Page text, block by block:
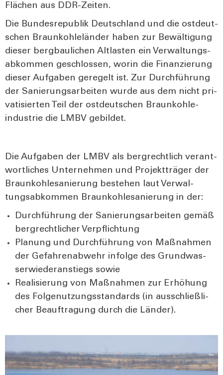
Flä­chen aus DDR-Zei­ten.
Die Bun­des­re­pu­blik Deutsch­land und die ost­deut­
schen Braun­koh­le­län­der haben zur Bewäl­ti­gung
die­ser berg­bau­li­chen Alt­las­ten ein Ver­wal­tungs­
ab­kom­men geschlos­sen, wor­in die Finan­zie­rung
die­ser Auf­ga­ben gere­gelt ist. Zur Durch­füh­rung
der Sanie­rungs­ar­bei­ten wur­de aus dem nicht pri­
va­ti­sier­ten Teil der ost­deut­schen Braun­koh­le­
indus­trie die LMBV gebil­det.
Die Auf­ga­ben der LMBV als berg­recht­lich ver­ant­
wort­li­ches Unter­neh­men und Pro­jekt­trä­ger der
Braun­koh­le­sa­nie­rung bestehen laut Ver­wal­
tungs­ab­kom­men Braun­koh­le­sa­nie­rung in der:
Durch­füh­rung der Sanie­rungs­ar­bei­ten gemäß
berg­recht­li­cher Ver­pflich­tung
Pla­nung und Durch­füh­rung von Maß­nah­men
der Gefah­ren­ab­wehr infol­ge des Grund­was­
ser­wie­der­an­stiegs sowie
Rea­li­sie­rung von Maß­nah­men zur Erhö­hung
des Fol­ge­nut­zungs­stan­dards (in aus­schließ­li­
cher Beauf­tra­gung durch die Län­der).